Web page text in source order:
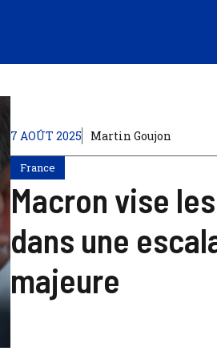
7 AOÛT 2025 Martin Goujon
France
Macron vise
dans une
majeure